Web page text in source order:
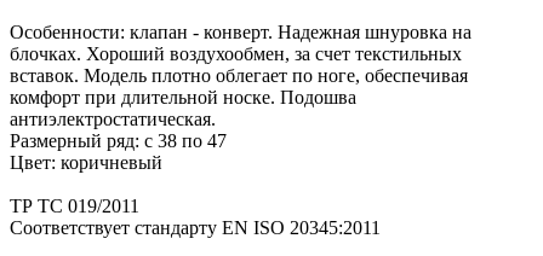
Особенности: клапан - конверт. Надежная шнуровка на
блочках. Хороший воздухообмен, за счет текстильных
вставок. Модель плотно облегает по ноге, обеспечивая
комфорт при длительной носке. Подошва
антиэлектростатическая.
Размерный ряд: с 38 по 47
Цвет: коричневый
ТР ТС 019/2011
Cоответствует стандарту EN ISO 20345:2011